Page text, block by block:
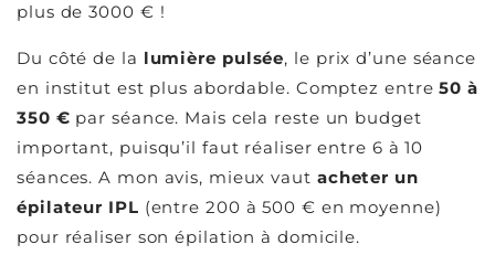
plus de 3000 € !
Du côté de la lumière pulsée, le prix d’une séance
en institut est plus abordable. Comptez entre50 à
350 € par séance. Mais cela reste un budget
important, puisqu’il faut réaliser entre 6 à 10
séances. A mon avis, mieux vaut acheter un
épilateur IPL (entre 200 à 500 € en moyenne)
pour réaliser son épilation à domicile.